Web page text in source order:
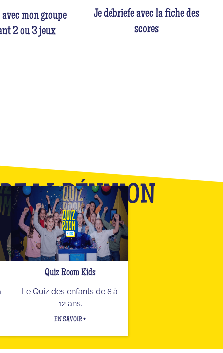
avec mon groupe
2 ou 3 jeux
Je débriefe avec la fiche des
scores
LA RÉUNION
Quiz Room Kids
Le Quiz des enfants de 8 à
12 ans.
EN SAVOIR +